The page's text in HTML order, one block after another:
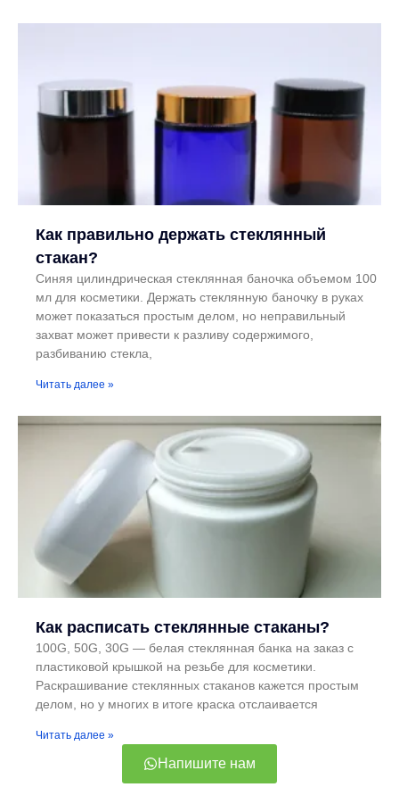
Как правильно держать стеклянный
стакан?
Синяя цилиндрическая стеклянная баночка объемом 100
мл для косметики. Держать стеклянную баночку в руках
может показаться простым делом, но неправильный
захват может привести к разливу содержимого,
разбиванию стекла,
Читать далее »
Как расписать стеклянные стаканы?
100G, 50G, 30G — белая стеклянная банка на заказ с
пластиковой крышкой на резьбе для косметики.
Раскрашивание стеклянных стаканов кажется простым
делом, но у многих в итоге краска отслаивается
Читать далее »
Напишите нам